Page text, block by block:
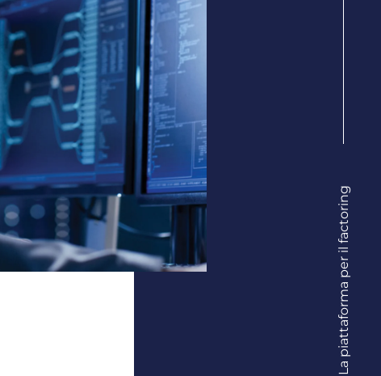
La piattaforma per il factoring